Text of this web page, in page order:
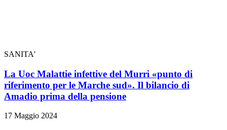
SANITA'
La Uoc Malattie infettive del Murri «punto di
riferimento per le Marche sud». Il bilancio di
Amadio prima della pensione
17 Maggio 2024